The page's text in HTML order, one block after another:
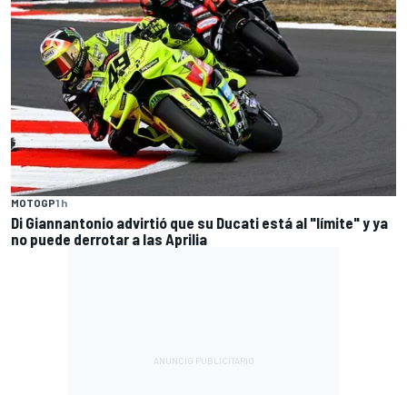
MOTOGP1 h
Di Giannantonio advirtió que su Ducati está al "límite" y ya
no puede derrotar a las Aprilia